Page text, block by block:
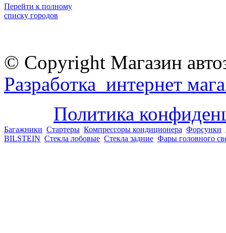
Перейти к полному
списку городов
© Copyright Магазин
Разработка интернет
Политика
Багажники Стартеры Компрессоры кондиционера Форсунки
BILSTEIN Стекла лобовые Стекла задние Фары головного